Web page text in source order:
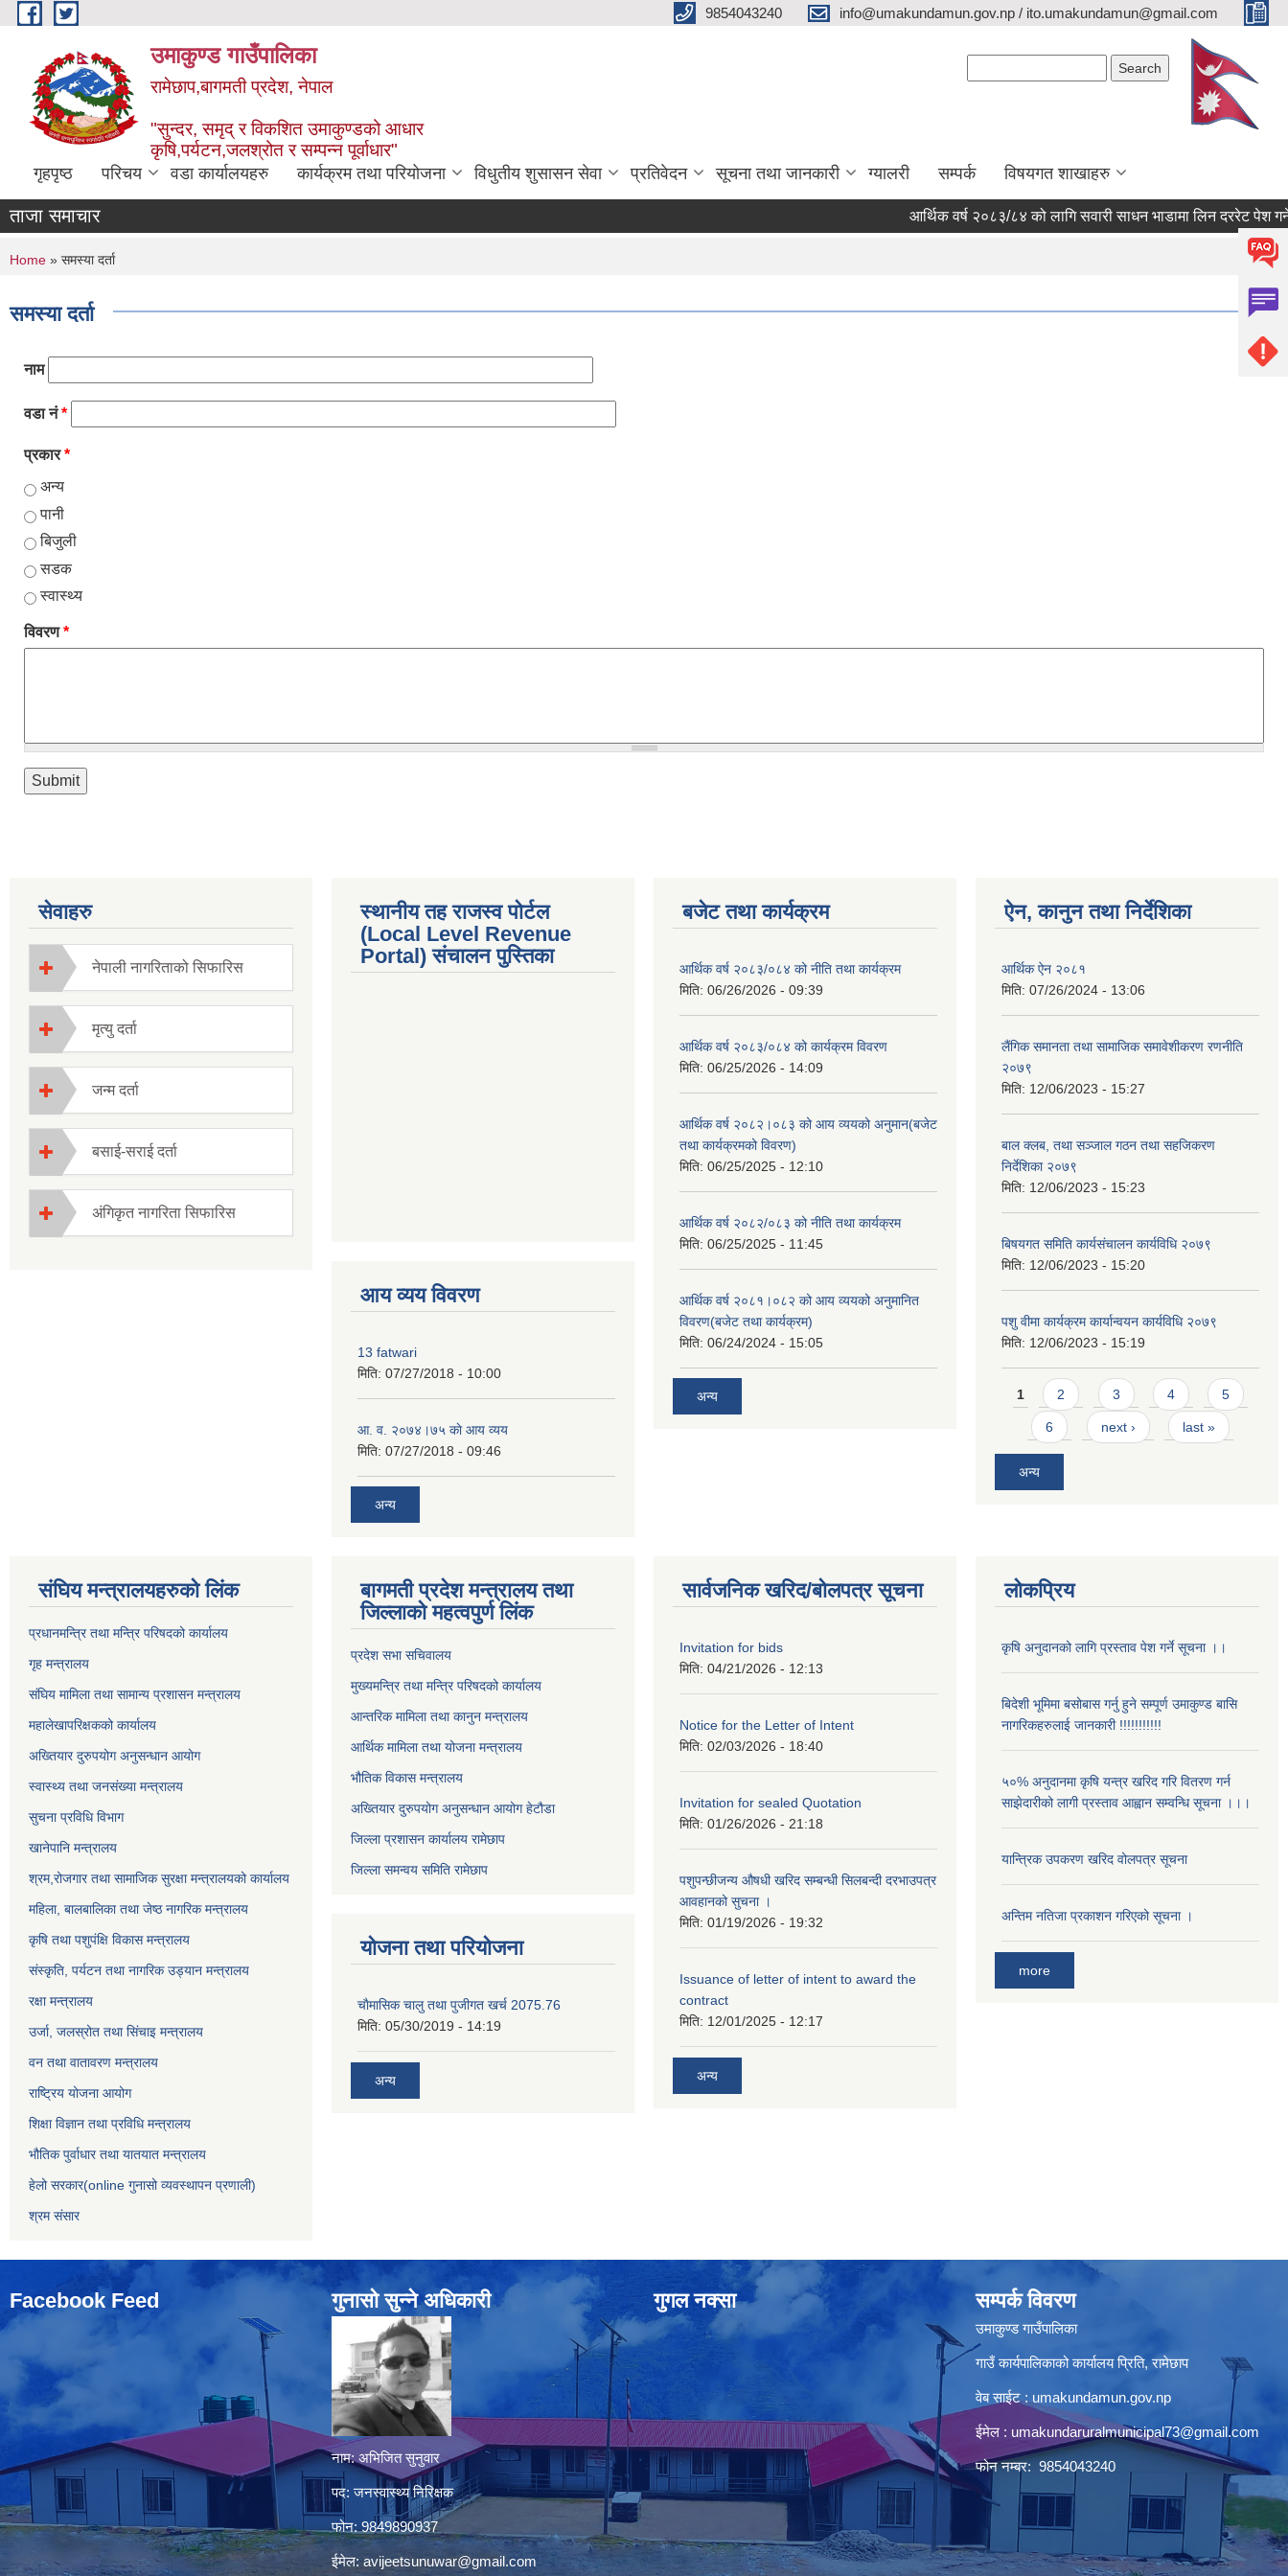
Skip to main content 9854043240 info@umakundamun.gov.np / ito.umakundamun@gmail.com
उमाकुण्ड गाउँपालिका
रामेछाप,बागमती प्रदेश, नेपाल
"सुन्दर, समृद् र विकशित उमाकुण्डको आधार
कृषि,पर्यटन,जलश्रोत र सम्पन्न पूर्वाधार"
गृहपृष्ठ परिचय वडा कार्यालयहरु कार्यक्रम तथा परियोजना विधुतीय शुसासन सेवा प्रतिवेदन सूचना तथा जानकारी ग्यालरी सम्पर्क विषयगत शाखाहरु
ताजा समाचार आर्थिक वर्ष २०८३/८४ को लागि सवारी साधन भाडामा लिन दररेट पेश गर्ने
You are here
Home » समस्या दर्ता
समस्या दर्ता
नाम
वडा नं*
प्रकार*
अन्य
पानी
बिजुली
सडक
स्वास्थ्य
विवरण*
सेवाहरु
नेपाली नागरिताको सिफारिस
मृत्यु दर्ता
जन्म दर्ता
बसाई-सराई दर्ता
अंगिकृत नागरिता सिफारिस
स्थानीय तह राजस्व पोर्टल
(Local Level Revenue
Portal) संचालन पुस्तिका
आय व्यय विवरण
13 fatwari
मिति: 07/27/2018 - 10:00
आ‍. व. २०७४।७५ काे आय व्यय
मिति: 07/27/2018 - 09:46
अन्य
बजेट तथा कार्यक्रम
आर्थिक वर्ष २०८३/०८४ को नीति तथा कार्यक्रम
मिति: 06/26/2026 - 09:39
आर्थिक वर्ष २०८३/०८४ को कार्यक्रम विवरण
मिति: 06/25/2026 - 14:09
आर्थिक वर्ष २०८२।०८३ को आय व्ययको अनुमान(बजेट
तथा कार्यक्रमको विवरण)
मिति: 06/25/2025 - 12:10
आर्थिक वर्ष २०८२/०८३ को नीति तथा कार्यक्रम
मिति: 06/25/2025 - 11:45
आर्थिक वर्ष २०८१।०८२ को आय व्ययको अनुमानित
विवरण(बजेट तथा कार्यक्रम)
मिति: 06/24/2024 - 15:05
अन्य
ऐन, कानुन तथा निर्देशिका
आर्थिक ऐन २०८१
मिति: 07/26/2024 - 13:06
लैंगिक समानता तथा सामाजिक समावेशीकरण रणनीति
२०७९
मिति: 12/06/2023 - 15:27
बाल क्लब, तथा सञ्जाल गठन तथा सहजिकरण
निर्देशिका २०७९
मिति: 12/06/2023 - 15:23
बिषयगत समिति कार्यसंचालन कार्यविधि २०७९
मिति: 12/06/2023 - 15:20
पशु वीमा कार्यक्रम कार्यान्वयन कार्यविधि २०७९
मिति: 12/06/2023 - 15:19
Pages
1 2 3 4 5
6 next › last »
अन्य
संघिय मन्त्र‍ालयहरुको लिंक
प्रधानमन्त्रि तथा मन्त्रि परिषदको कार्यालय
गृह मन्त्रालय
संघिय मामिला तथा सामान्य प्रशासन मन्त्रालय
महालेखापरिक्षकको कार्यालय
अख्तियार दुरुपयोग अनुसन्धान आयोग
स्वास्थ्य तथा जनसंख्या मन्त्रालय
सुचना प्रविधि विभाग
खानेपानि मन्त्रालय
श्रम,रोजगार तथा सामाजिक सुरक्षा मन्त्रालयको कार्यालय
महिला, बालबालिका तथा जेष्ठ नागरिक मन्त्रालय
कृषि तथा पशुपंक्षि विकास मन्त्रालय
संस्कृति, पर्यटन तथा नागरिक उड्‍यान मन्त्रालय
रक्षा मन्त्रालय
उर्जा, जलस्रोत तथा सिंचाइ मन्त्रालय
वन तथा वातावरण मन्त्रालय
राष्ट्रिय योजना आयोग
शिक्षा विज्ञान तथा प्रविधि मन्त्रालय
भौतिक पुर्वाधार तथा यातयात मन्त्रालय
हेलो सरकार(online गुनासो व्यवस्थापन प्रणाली)
श्रम संसार
बागमती प्रदेश मन्त्रालय तथा
जिल्लाको महत्वपुर्ण लिंक
प्रदेश सभा सचिवालय
मुख्यमन्त्रि तथा मन्त्रि परिषदको कार्यालय
आन्तरिक मामिला तथा कानुन मन्त्रालय
आर्थिक मामिला तथा योजना मन्त्रालय
भौतिक विकास मन्त्रालय
अख्तियार दुरुपयोग अनुसन्धान आयोग हेटौडा
जिल्ला प्रशासन कार्यालय रामेछाप
जिल्ला समन्वय समिति रामेछाप
योजना तथा परियोजना
चाैमासिक चालु तथा पुजीगत खर्च 2075.76
मिति: 05/30/2019 - 14:19
अन्य
सार्वजनिक खरिद/बोलपत्र सूचना
Invitation for bids
मिति: 04/21/2026 - 12:13
Notice for the Letter of Intent
मिति: 02/03/2026 - 18:40
Invitation for sealed Quotation
मिति: 01/26/2026 - 21:18
पशुपन्छीजन्य औषधी खरिद सम्बन्धी सिलबन्दी दरभाउपत्र
आवहानको सुचना ।
मिति: 01/19/2026 - 19:32
Issuance of letter of intent to award the
contract
मिति: 12/01/2025 - 12:17
अन्य
लोकप्रिय
कृषि अनुदानको लागि प्रस्ताव पेश गर्ने सूचना ।।
बिदेशी भूमिमा बसोबास गर्नु हुने सम्पूर्ण उमाकुण्ड बासि
नागरिकहरुलाई जानकारी !!!!!!!!!!!
५०% अनुदानमा कृषि यन्त्र खरिद गरि वितरण गर्न
साझेदारीको लागी प्रस्ताव आह्वान सम्वन्धि सूचना ।।।
यान्त्रिक उपकरण खरिद वोलपत्र सूचना
अन्तिम नतिजा प्रकाशन गरिएको सूचना ।
more
Facebook Feed गुनासो सुन्‍ने अधिकारी
नाम: अभिजित सुनुवार
पद: जनस्वास्थ्य निरिक्षक
फोन: 9849890937
ईमेल: avijeetsunuwar@gmail.com
गुगल नक्सा
premium bootstrap themes
सम्पर्क विवरण
उमाकुण्ड गाउँपालिका
गाउँ कार्यपालिकाको कार्यालय प्रिति, रामेछाप
वेब साईट : umakundamun.gov.np
ईमेल : umakundaruralmunicipal73@gmail.com
फोन नम्बर: 9854043240